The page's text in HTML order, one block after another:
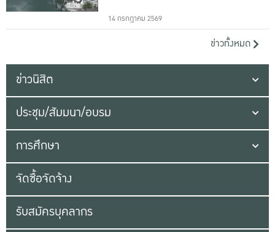
14 กรกฎาคม 2569
ข่าวทั้งหมด
ข่าวนิสิต
ประชุม/สัมมนา/อบรม
การศึกษา
จัดซื้อจัดจ้าง
รับสมัครบุคลากร